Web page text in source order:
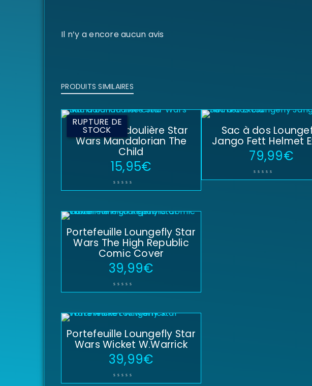
Il n’y a encore aucun avis
PRODUITS SIMILAIRES
RUPTURE DE
STOCK
Sac à bandoulière Star
Wars Mandalorian The
Child
15,95€
Sac à dos
Jango Fett Helmet
79,99€
Portefeuille Loungefly Star
Wars The High Republic
Comic Cover
39,99€
Portefeuille Loungefly Star
Wars Wicket W.Warrick
39,99€